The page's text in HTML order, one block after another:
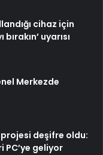
cihaz için
uyarısı
Merkezde
deşifre oldu:
PC’ye geliyor